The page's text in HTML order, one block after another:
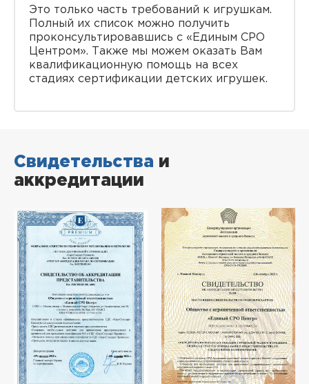
Это только часть требований к игрушкам.
Полный их список можно получить
проконсультировавшись с «Единым СРО
Центром». Также мы можем оказать Вам
квалификационную помощь на всех
стадиях сертификации детских игрушек.
Свидетельства и
аккредитации